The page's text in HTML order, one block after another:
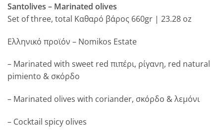
Santolives – Marinated olives
Set of three, total Καθαρό βάρος 660gr | 23.28 oz
Ελληνικό προϊόν – Nomikos Estate
– Marinated with sweet red πιπέρι, ρίγανη, red natural
pimiento & σκόρδο
– Marinated olives with coriander, σκόρδο & λεμόνι
– Cocktail spicy olives